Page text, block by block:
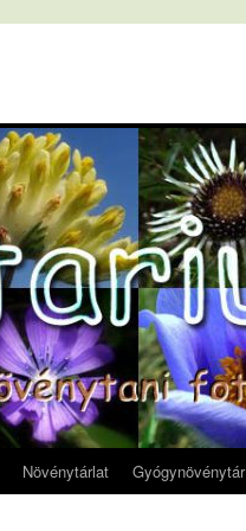
Növénytárlat Gyógynövénytár